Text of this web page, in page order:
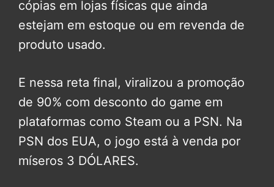
cópias em lojas físicas que ainda
estejam em estoque ou em revenda de
produto usado.
E nessa reta final, viralizou a promoção
de 90% com desconto do game em
plataformas como Steam ou a PSN. Na
PSN dos EUA, o jogo está à venda por
míseros 3 DÓLARES.